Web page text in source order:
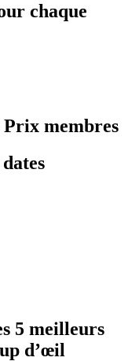
chaque
Prix membres
5 meilleurs
d’œil